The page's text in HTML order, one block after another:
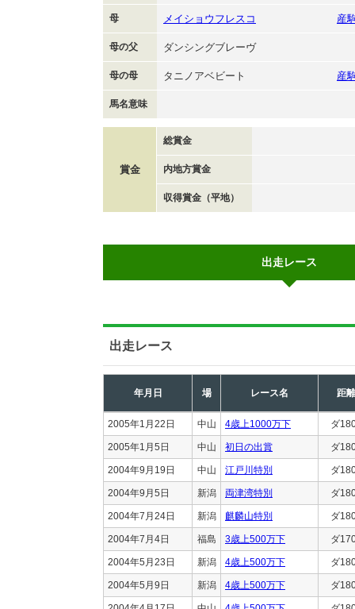
母 メイショウフレスコ 産
母の父 ダンシングブレーヴ
母の母 タニノアベビート 産
馬名意味
賞金
総賞金
内地方賞金
収得賞金（平地）
出走レース
出走レース
年月日 場 レース名 距離
2005年1月22日 中山 4歳上1000万下 ダ
2005年1月5日 中山 初日の出賞 ダ
2004年9月19日 中山 江戸川特別 ダ
2004年9月5日 新潟 両津湾特別 ダ
2004年7月24日 新潟 麒麟山特別 ダ
2004年7月4日 福島 3歳上500万下 ダ
2004年5月23日 新潟 4歳上500万下 ダ
2004年5月9日 新潟 4歳上500万下 ダ